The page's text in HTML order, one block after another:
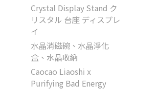
Crystal Display Stand ク
リスタル 台座 ディスプレ
イ
水晶消磁碗、水晶淨化
盒、水晶收納
Caocao Liaoshi x
Purifying Bad Energy